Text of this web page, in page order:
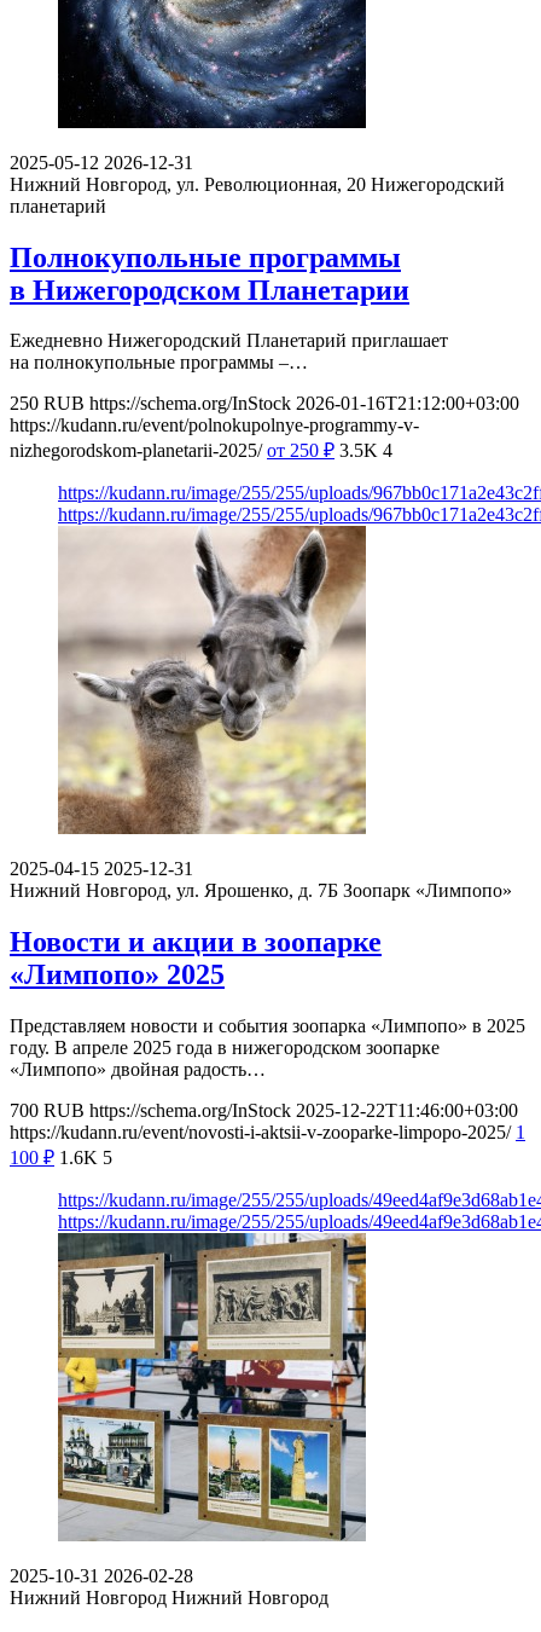
2025-05-12 2026-12-31
Нижний Новгород, ул. Революционная, 20 Нижегородский
планетарий
Полнокупольные программы
в Нижегородском Планетарии
Ежедневно Нижегородский Планетарий приглашает
на полнокупольные программы –…
250 RUB https://schema.org/InStock 2026-01-16T21:12:00+03:00
https://kudann.ru/event/polnokupolnye-programmy-v-
nizhegorodskom-planetarii-2025/ от 250 ₽ 3.5K 4
https://kudann.ru/image/255/255/uploads/
https://kudann.ru/image/255/255/uploads/
2025-04-15 2025-12-31
Нижний Новгород, ул. Ярошенко, д. 7Б Зоопарк «Лимпопо»
Новости и акции в зоопарке
«Лимпопо» 2025
Представляем новости и события зоопарка «Лимпопо» в 2025
году. В апреле 2025 года в нижегородском зоопарке
«Лимпопо» двойная радость…
700 RUB https://schema.org/InStock 2025-12-22T11:46:00+03:00
https://kudann.ru/event/novosti-i-aktsii-v-zooparke-limpopo-2025/ 1
100 ₽ 1.6K 5
https://kudann.ru/image/255/255/uploads/
https://kudann.ru/image/255/255/uploads/
2025-10-31 2026-02-28
Нижний Новгород Нижний Новгород